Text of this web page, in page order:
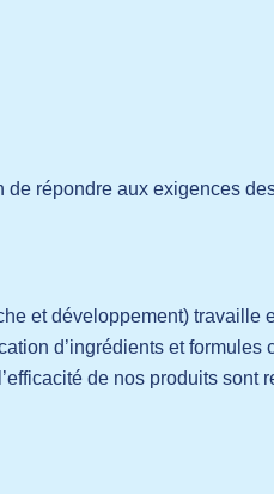
répondre aux exigences
et développement) travaille
d’ingrédients et formules
de nos produits sont